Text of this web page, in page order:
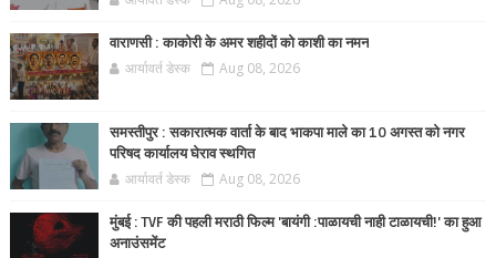
वाराणसी : काकोरी के अमर शहीदों को काशी का नमन
आर्यावर्त डेस्क Aug 08, 2026
समस्तीपुर : सकारात्मक वार्ता के बाद भाकपा माले का 10 अगस्त को नगर
परिषद कार्यालय घेराव स्थगित
आर्यावर्त डेस्क Aug 08, 2026
मुंबई : TVF की पहली मराठी फिल्म 'बायंगी :पाळायची नाही टाळायची!' का हुआ
अनाउंसमेंट